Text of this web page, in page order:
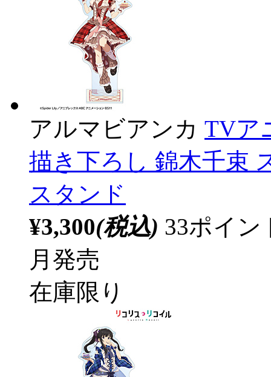
アルマビアンカ TVア
描き下ろし 錦木千束
スタンド
¥3,300(税込) 33ポイ
月発売
在庫限り